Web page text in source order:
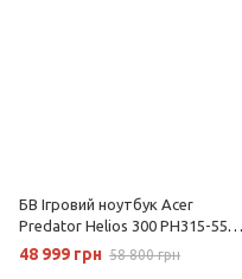
БВ Ігровий ноутбук Acer
Predator Helios 300 PH315-55
15.6" QHD 165 Гц Intel Core i7-
12800H (2.3-4.70 ГГц) Nvidia RTX
48 999 грн 58 800 грн